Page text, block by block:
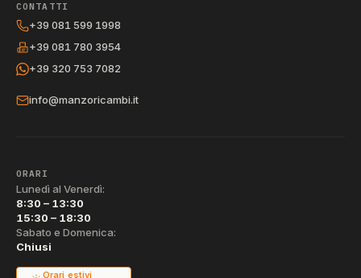
CONTATTI
+39 081 599 1998
+39 081 780 3954
+39 320 753 7082
info@manzoricambi.it
ORARI
Lunedì al Venerdì:
8:30 – 13:30
15:30 – 18:30
Sabato e Domenica:
Chiusi
Orari estivi